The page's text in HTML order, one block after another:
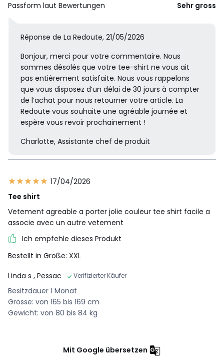
Passform laut Bewertungen Sehr gross
Réponse de La Redoute, 21/05/2026
Bonjour, merci pour votre commentaire. Nous
sommes désolés que votre tee-shirt ne vous ait
pas entièrement satisfaite. Nous vous rappelons
que vous disposez d’un délai de 30 jours à compter
de l’achat pour nous retourner votre article. La
Redoute vous souhaite une agréable journée et
espère vous revoir prochainement !
Charlotte, Assistante chef de produit
17/04/2026
Tee shirt
Vetement agreable a porter jolie couleur tee shirt facile a
associe avec un autre vetement
Ich empfehle dieses Produkt
Bestellt in Größe: XXL
Linda s , Pessac Verifizierter Käufer
Besitzdauer 1 Monat
Grösse: von 165 bis 169 cm
Gewicht: von 80 bis 84 kg
Mit Google übersetzen